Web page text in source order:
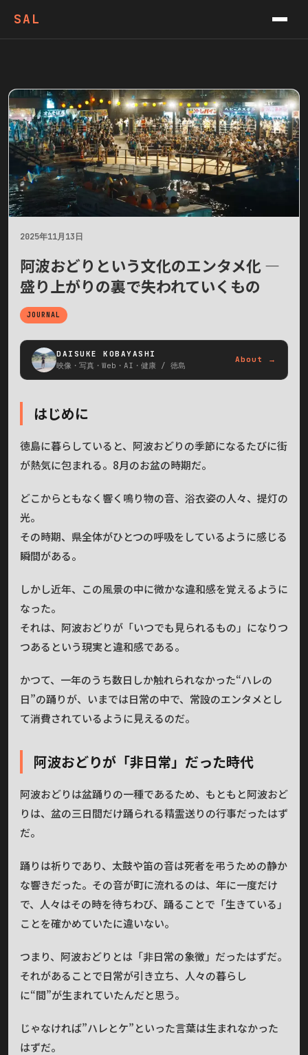
SAL
PODCAST
NEWSLETTER
2025年11月13日
阿波おどりという文化のエンタメ化 ―
盛り上がりの裏で失われていくもの
JOURNAL
DAISUKE KOBAYASHI
映像・写真・Web・AI・健康 / 徳島
About →
はじめに
徳島に暮らしていると、阿波おどりの季節になるたびに街
が熱気に包まれる。8月のお盆の時期だ。
どこからともなく響く鳴り物の音、浴衣姿の人々、提灯の
光。
その時期、県全体がひとつの呼吸をしているように感じる
瞬間がある。
しかし近年、この風景の中に微かな違和感を覚えるように
なった。
それは、阿波おどりが「いつでも見られるもの」になりつ
つあるという現実と違和感である。
かつて、一年のうち数日しか触れられなかった“ハレの
日”の踊りが、いまでは日常の中で、常設のエンタメとし
て消費されているように見えるのだ。
阿波おどりが「非日常」だった時代
阿波おどりは盆踊りの一種であるため、もともと阿波おど
りは、盆の三日間だけ踊られる精霊送りの行事だったはず
だ。
踊りは祈りであり、太鼓や笛の音は死者を弔うための静か
な響きだった。その音が町に流れるのは、年に一度だけ
で、人々はその時を待ちわび、踊ることで「生きている」
ことを確かめていたに違いない。
つまり、阿波おどりとは「非日常の象徴」だったはずだ。
それがあることで日常が引き立ち、人々の暮らし
に“間”が生まれていたんだと思う。
じゃなければ”ハレとケ”といった言葉は生まれなかった
はずだ。